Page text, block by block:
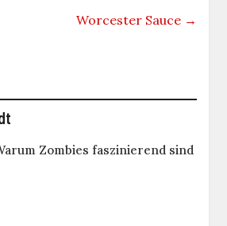
Worcester Sauce →
Zombies faszinierend sind